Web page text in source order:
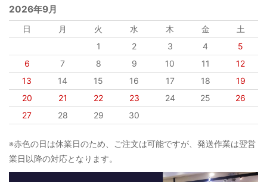
2026年9月
日 月 火 水 木 金
土
1
2 3 4
5
6
7 8 9 10 11
12
13
14 15 16 17 18
19
20
21 22 23 24 25
26
27
28 29 30
※赤色の日は休業日のため、ご注文は可能ですが、発送作業は翌営
業日以降の対応となります。